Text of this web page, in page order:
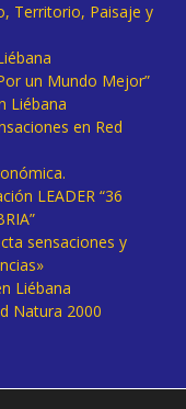
Territorio, Paisaje y
un Mundo Mejor”
Liébana
en Red
LEADER “36
sensaciones y
Liébana
Natura 2000